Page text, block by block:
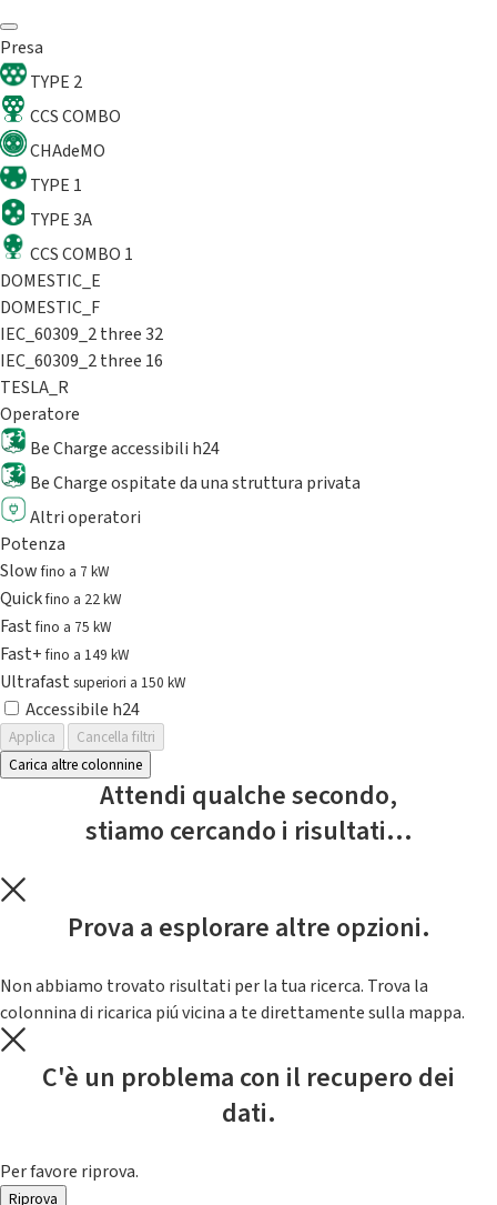
Presa
TYPE 2
CCS COMBO
CHAdeMO
TYPE 1
TYPE 3A
CCS COMBO 1
DOMESTIC_E
DOMESTIC_F
IEC_60309_2 three 32
IEC_60309_2 three 16
TESLA_R
Operatore
Be Charge accessibili h24
Be Charge ospitate da una struttura privata
Altri operatori
Potenza
Slowfino a 7 kW
Quickfino a 22 kW
Fastfino a 75 kW
Fast+fino a 149 kW
Ultrafast superiori a 150 kW
Accessibile h24
Applica
Cancella filtri
Carica altre colonnine
Attendi qualche secondo,
stiamo cercando i risultati...
Prova a esplorare altre opzioni.
Non abbiamo trovato risultati per la tua ricerca. Trova la
colonnina di ricarica piú vicina a te direttamente sulla mappa.
C'è un problema con il recupero dei
dati.
Per favore riprova.
Riprova